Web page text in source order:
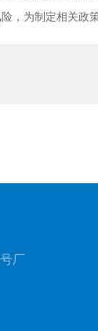
，为制定相关政
厂